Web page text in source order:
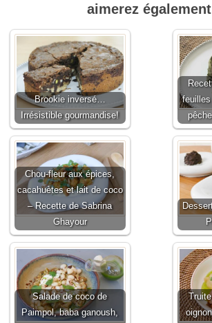
aimerez
Brookie inversé…
Irrésistible gourmandise!
Chou-fleur aux épices,
cacahuètes et lait de coco
– Recette de Sabrina
Ghayour
Salade de coco de
Paimpol, baba ganoush,